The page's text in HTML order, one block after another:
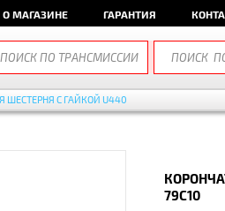
О МАГАЗИНЕ ГАРАНТИЯ
ШЕСТЕРНЯ С ГАЙКОЙ U440
79C10